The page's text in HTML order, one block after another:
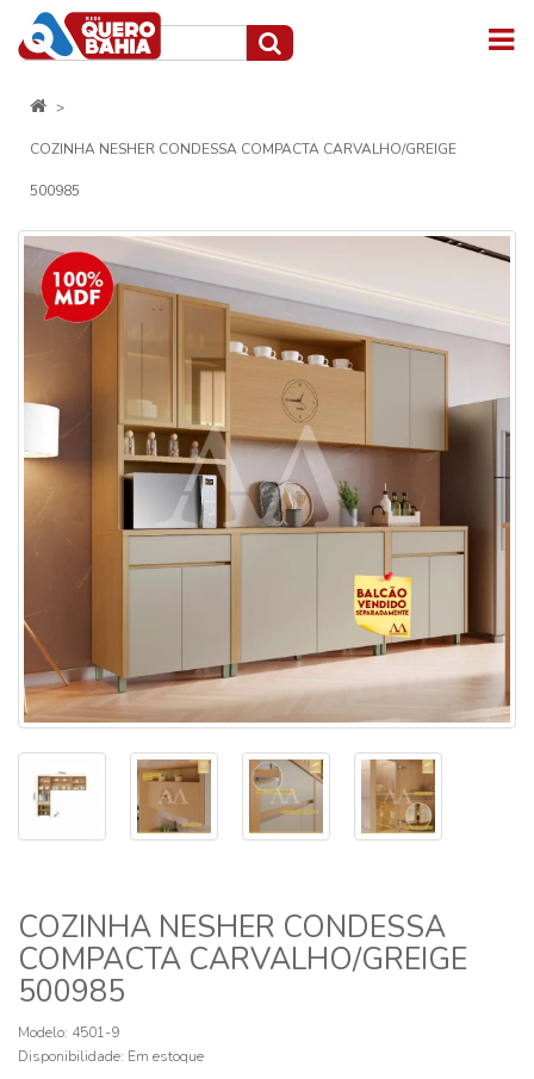
COZINHA NESHER CONDESSA COMPACTA CARVALHO/GREIGE
500985
COZINHA NESHER CONDESSA
COMPACTA CARVALHO/GREIGE
500985
Modelo: 4501-9
Disponibilidade: Em estoque